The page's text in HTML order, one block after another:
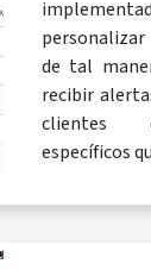
de tal
recibir
clientes
específicos